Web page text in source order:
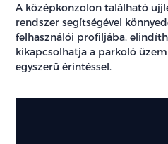
A középkonzolon található
rendszer segítségével
felhasználói profiljába,
kikapcsolhatja a parkoló
egyszerű érintéssel.